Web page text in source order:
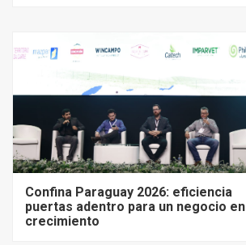
Confina Paraguay 2026: eficiencia
puertas adentro para un negocio en
crecimiento